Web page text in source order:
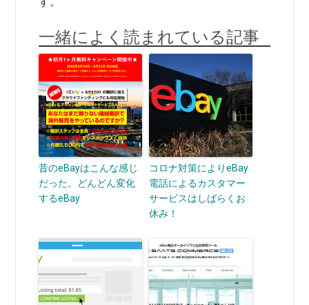
一緒によく読まれている記事
昔のeBayはこんな感じ
だった。どんどん変化
するeBay
コロナ対策によりeBay
電話によるカスタマー
サービスはしばらくお
休み！